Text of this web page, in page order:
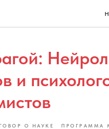
и
О НАУКЕ ПРОГРАММА